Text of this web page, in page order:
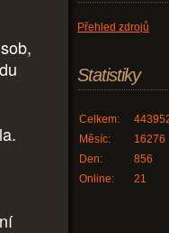
Přehled zdrojů
Statistiky
Online: 21
Celkem:
Měsíc:
16276
Den:
856